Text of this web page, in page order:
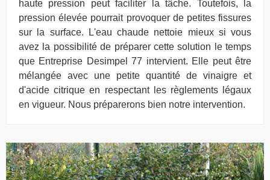
haute pression peut faciliter la tâche. Toutefois, la
pression élevée pourrait provoquer de petites fissures
sur la surface. L'eau chaude nettoie mieux si vous
avez la possibilité de préparer cette solution le temps
que Entreprise Desimpel 77 intervient. Elle peut être
mélangée avec une petite quantité de vinaigre et
d'acide citrique en respectant les règlements légaux
en vigueur. Nous préparerons bien notre intervention.